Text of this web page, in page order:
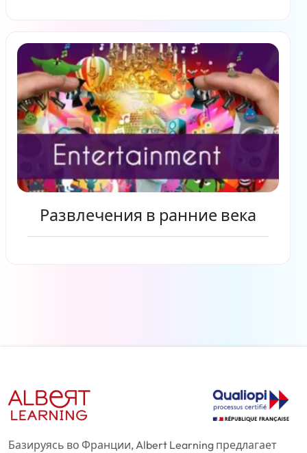
Читать дальше
Развлечения в ранние века
Базируясь во Франции, Albert Learning предлагает